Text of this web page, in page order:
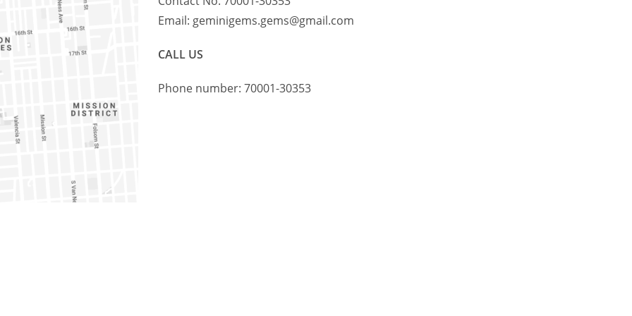
Email: geminigems.gems@gmail.com
CALL US
Phone number: 70001-30353